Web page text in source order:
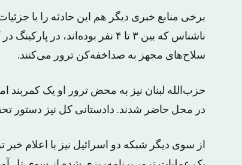
برخی منابع خبری دیگر هم این حادثه را با
ناشناس که بین ۳ تا ۴ نفر
سلاح‌های مجهز به صداخفه‌کن ترور می‌کنند.
حزب‌الله لبنان نیز به محض ترور او یک کمربند
در محل حاضر شدند. دادستانی کل نیز دستور
از سوی دیگر شبکه دو اسرائیل نیز با اعلام خبر